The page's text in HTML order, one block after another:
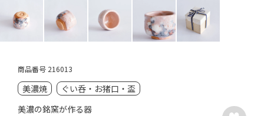
商品番号 216013
美濃焼
ぐい呑・お猪口・盃
美濃の銘窯が作る器